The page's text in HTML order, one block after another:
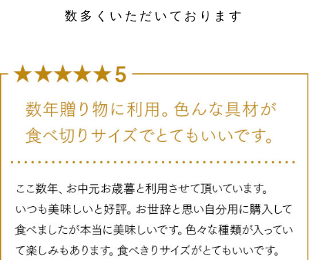
数多くいただいております